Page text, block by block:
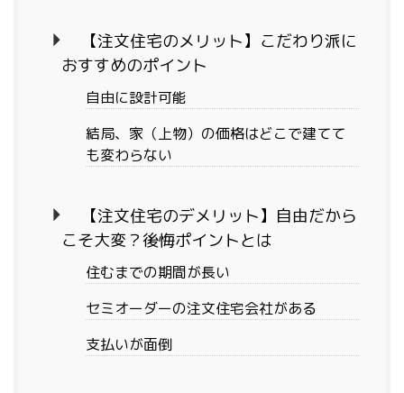
【注文住宅のメリット】こだわり派に
おすすめのポイント
自由に設計可能
結局、家（上物）の価格はどこで建てて
も変わらない
【注文住宅のデメリット】自由だから
こそ大変？後悔ポイントとは
住むまでの期間が長い
セミオーダーの注文住宅会社がある
支払いが面倒